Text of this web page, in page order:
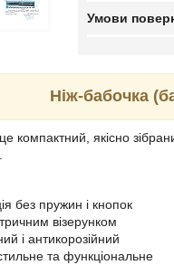
Ніж-бабочка
компактний, якісно
без пружин і кнопок
візерунком
і антикорозійний
та функціональне